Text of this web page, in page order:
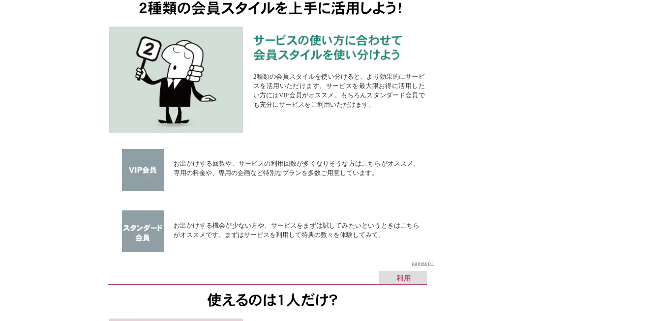
2種類の会員スタイルを使い分けると、より効果的にサービ
スを活用いただけます。サービスを最大限お得に活用した
い方にはVIP会員がオススメ。もちろんスタンダード会員で
も充分にサービスをご利用いただけます。
お出かけする回数や、サービスの利用回数が多くなりそうな方はこちらがオススメ。
専用の料金や、専用の企画など特別なプランを多数ご用意しています。
お出かけする機会が少ない方や、サービスをまずは試してみたいというときはこちら
がオススメです。まずはサービスを利用して特典の数々を体験してみて。
pagetop↑